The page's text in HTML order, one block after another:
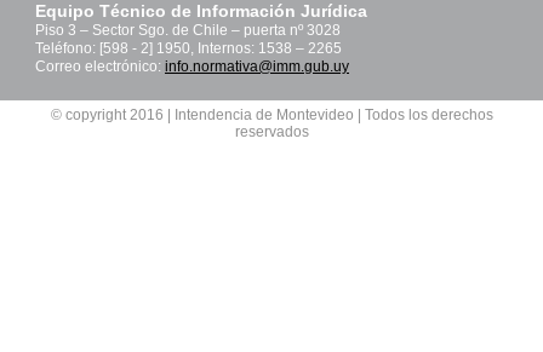
Equipo Técnico de Información Jurídica
Piso 3 – Sector Sgo. de Chile – puerta nº 3028
Teléfono: [598 - 2] 1950, Internos: 1538 – 2265
Correo electrónico: info.normativa@imm.gub.uy
© copyright 2016 | Intendencia de Montevideo | Todos los derechos
reservados